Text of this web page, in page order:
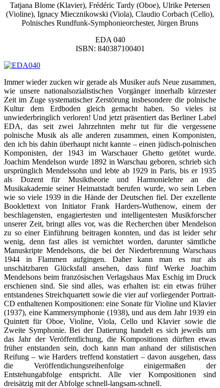
Tatjana Blome (Klavier), Frédéric Tardy (Oboe), Ulrike Petersen
(Violine), Ignacy Miecznikowski (Viola), Claudio Corbach (Cello),
Polnisches Rundfunk-Symphonieorchester, Jürgen Bruns
EDA 040
ISBN: 840387100401
Immer wieder zucken wir gerade als Musiker aufs Neue zusammen,
wie unsere nationalsozialistischen Vorgänger innerhalb kürzester
Zeit im Zuge systematischer Zerstörung insbesondere die polnische
Kultur dem Erdboden gleich gemacht haben. So vieles ist
unwiederbringlich verloren! Und jetzt präsentiert das Berliner Label
EDA, das seit zwei Jahrzehnten mehr tut für die vergessene
polnische Musik als alle anderen zusammen, einen Komponisten,
den ich bis dahin überhaupt nicht kannte – einen jüdisch-polnischen
Komponisten, der 1943 im Warschauer Ghetto getötet wurde.
Joachim Mendelson wurde 1892 in Warschau geboren, schrieb sich
ursprünglich Mendelssohn und lebte ab 1929 in Paris, bis er 1935
als Dozent für Musiktheorie und Harmonielehre an die
Musikakademie seiner Heimatstadt berufen wurde, wo sein Leben
wie so viele 1939 in die Hände der Deutschen fiel. Der exzellente
Booklettext von Initiator Frank Harders-Wuthenow, einem der
beschlagensten, engagiertesten und intelligentesten Musikforscher
unserer Zeit, bringt alles vor, was die Recherchen über Mendelson
zu so einer Einführung beitragen konnten, und das ist leider sehr
wenig, denn fast alles ist vernichtet worden, darunter sämtliche
Manuskripte Mendelsons, die bei der Niederbrennung Warschaus
1944 in Flammen aufgingen. Daher kann man es nur als
unschätzbaren Glücksfall ansehen, dass fünf Werke Joachim
Mendelsons beim französischen Verlagshaus Max Eschig im Druck
erschienen sind. Sie sind alles, was erhalten ist: ein etwas früher
entstandenes Streichquartett sowie die vier auf vorliegender Portrait-
CD enthaltenen Kompositionen: eine Sonate für Violine und Klavier
(1937), eine Kammersymphonie (1938), und aus dem Jahr 1939 ein
Quintett für Oboe, Violine, Viola, Cello und Klavier sowie die
Zweite Symphonie. Bei der Datierung handelt es sich jeweils um
das Jahr der Veröffentlichung, die Kompositionen dürften etwas
früher entstanden sein, doch kann man anhand der stilistischen
Reifung – wie Harders treffend konstatiert – davon ausgehen, dass
die Veröffentlichungsreihenfolge einigermaßen der
Entstehungabfolge entspricht. Alle vier Kompositionen sind
dreisätzig mit der Abfolge schnell-langsam-schnell.